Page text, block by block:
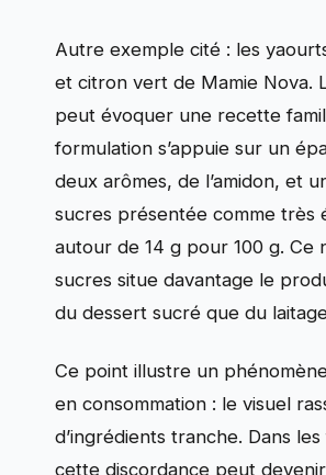
Autre exemple cité : les
et citron vert de Mamie Nova.
peut évoquer une recette
formulation s’appuie sur un
deux arômes, de l’amidon, et
sucres présentée comme très
autour de 14 g pour 100 g. Ce
sucres situe davantage le
du dessert sucré que du
Ce point illustre un
en consommation : le visuel
d’ingrédients tranche. Dans les
cette discordance peut